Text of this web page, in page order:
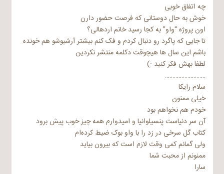
چه اتفاق خوبی
خوش به حال دوستانی که فرصت حضور دارن
اون پروژه “واو” به کجا رسید خانم اردهالی؟
تا جایی که پاگرد رو دنبال کردم و فک کنم بیشتر آرشیوشو هم خونده
باشم این سال ها هیچوقت دکلمه منتشر نکردین
لطفا بهش فکر کنید :)
………………………
سلام رایکا
خیلی ممنون
خودم هم نخواهم بود
آن سر دنیاست پنسیلوانیا و امیدوارم همه چیز خوب پیش برود
کتاب گل سرخی در زد را با واو بوک ضیط کرده‌ام
ولی گمانم کمی وقت لازم است که بیرون بیاید
ممنونم از محبت شما
سارا